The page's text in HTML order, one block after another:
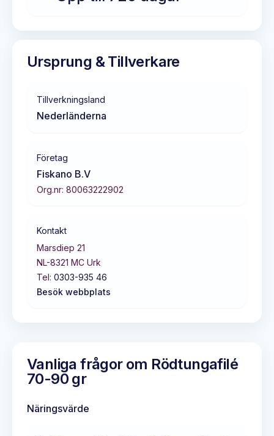
Ursprung & Tillverkare
Tillverkningsland
Nederländerna
Företag
Fiskano B.V
Org.nr: 80063222902
Kontakt
Marsdiep 21
NL-8321 MC Urk
Tel: 0303-935 46
Besök webbplats
Vanliga frågor om Rödtungafilé
70-90 gr
Näringsvärde